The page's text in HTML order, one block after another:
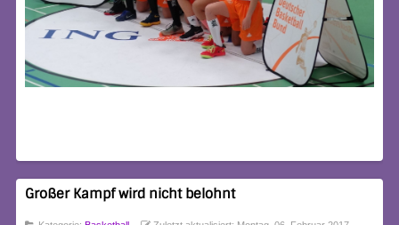
Großer Kampf wird nicht belohnt